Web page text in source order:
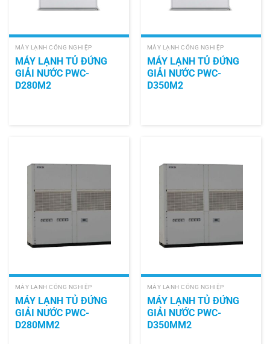
MÁY LẠNH CÔNG NGHIỆP
MÁY LẠNH TỦ ĐỨNG
GIẢI NƯỚC PWC-
D280M2
MÁY LẠNH CÔNG NGHIỆP
MÁY LẠNH TỦ ĐỨNG
GIẢI NƯỚC PWC-
D350M2
MÁY LẠNH CÔNG NGHIỆP
MÁY LẠNH TỦ ĐỨNG
GIẢI NƯỚC PWC-
D280MM2
MÁY LẠNH CÔNG NGHIỆP
MÁY LẠNH TỦ ĐỨNG
GIẢI NƯỚC PWC-
D350MM2